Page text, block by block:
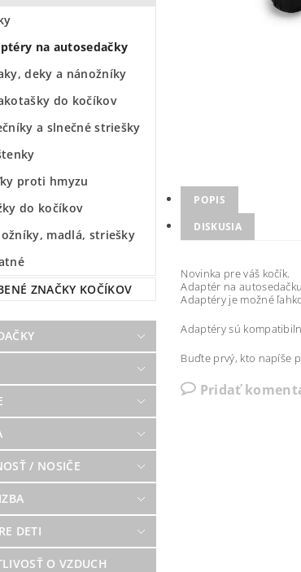
na autosedačky
deky a nánožníky
do kočíkov
a slnečné striešky
proti hmyzu
do kočíkov
madlá, striešky
ZNAČKY KOČÍKOV
/ NOSIČE
DETI
O VZDUCH
POPIS
DISKUSIA
Novinka pre váš kočík.
Adaptér na
Adaptéry je možné
Adaptéry sú
Buďte prvý, kto napíše
Pridať